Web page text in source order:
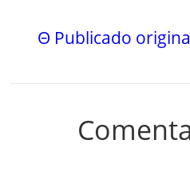
Θ Publicado